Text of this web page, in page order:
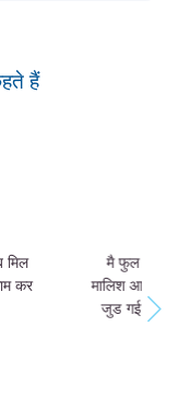
हैं
मां और बच्चे की
फ्रीलांसर की तरह
करके भी 20000-